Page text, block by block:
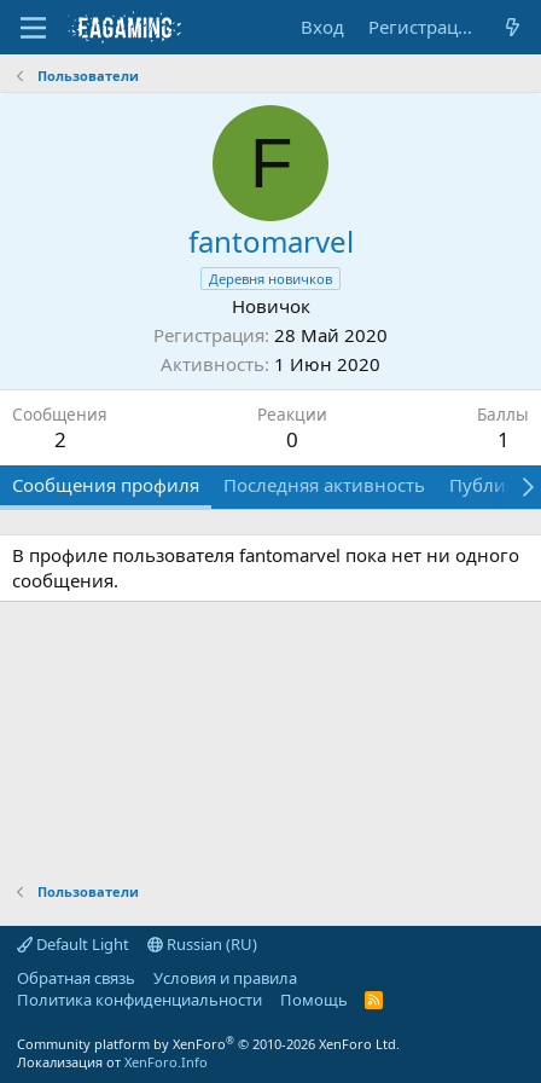
Вход Регистрация
Пользователи
F
fantomarvel
Деревня новичков
Новичок
Регистрация 28 Май 2020
Активность 1 Июн 2020
Сообщения
2
Реакции
0
Баллы
1
Сообщения профиля Последняя активность
В профиле пользователя fantomarvel пока нет ни одного
сообщения.
Пользователи
Default Light
Russian (RU)
Обратная связь
Условия и правила
Политика конфиденциальности
Помощь
R
Community platform by XenForo® © 2010-2026 XenForo Ltd.
Локализация от XenForo.Info